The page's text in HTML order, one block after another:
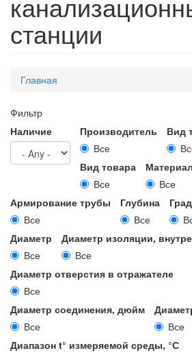
станции
Вы
Главная
Фильтр
Наличие
Производитель
Все
Вид
Вид товара
Все
Материал
Все
Армирование трубы
Все
Глубина
Все
Диаметр
Все
Диаметр изоляции,
Все
Диаметр отверстия в отражателе
Все
Диаметр соединения, дюйм
Все
Все
Диапазон t° измеряемой среды, °С